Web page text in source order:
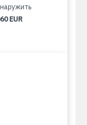
EUR